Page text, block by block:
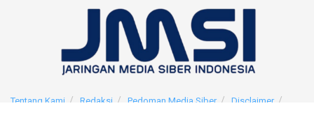
Tentang Kami Redaksi Pedoman Media Siber
Disclaimer